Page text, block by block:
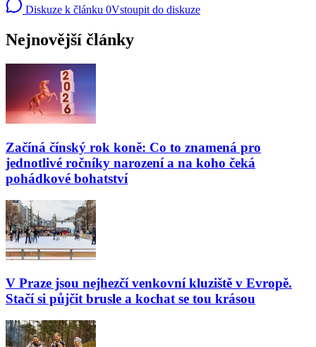
Diskuze k článku 0Vstoupit do diskuze
Nejnovější články
Začíná čínský rok koně: Co to znamená pro
jednotlivé ročníky narození a na koho čeká
pohádkové bohatství
V Praze jsou nejhezčí venkovní kluziště v Evropě.
Stačí si půjčit brusle a kochat se tou krásou